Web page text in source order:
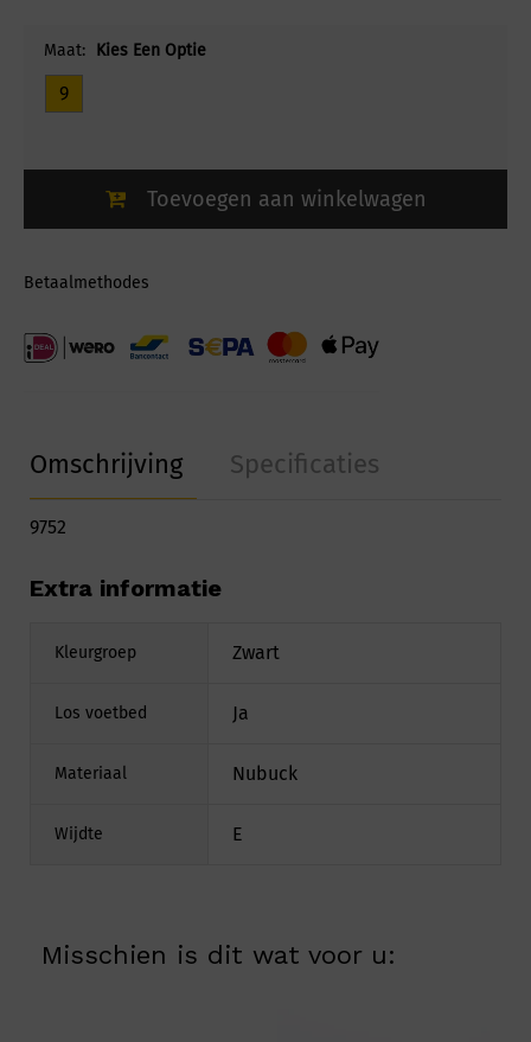
Maat: Kies Een Optie
9
Toevoegen aan winkelwagen
Betaalmethodes
Omschrijving Specificaties
9752
Extra informatie
Kleurgroep Zwart
Los voetbed Ja
Materiaal Nubuck
Wijdte E
Misschien is dit wat voor u: